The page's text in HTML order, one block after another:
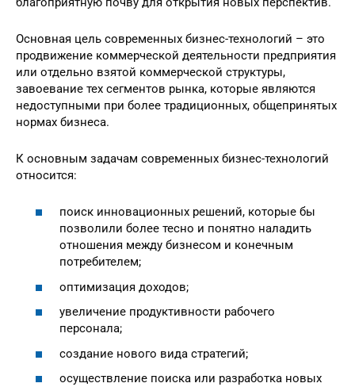
Основная цель современных бизнес-технологий – это
продвижение коммерческой деятельности предприятия
или отдельно взятой коммерческой структуры,
завоевание тех сегментов рынка, которые являются
недоступными при более традиционных, общепринятых
нормах бизнеса.
К основным задачам современных бизнес-технологий
относится:
поиск инновационных решений, которые бы
позволили более тесно и понятно наладить
отношения между бизнесом и конечным
потребителем;
оптимизация доходов;
увеличение продуктивности рабочего
персонала;
создание нового вида стратегий;
осуществление поиска или разработка новых